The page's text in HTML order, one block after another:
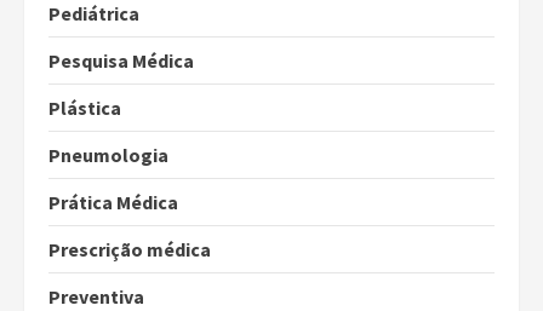
Pediátrica
Pesquisa Médica
Plástica
Pneumologia
Prática Médica
Prescrição médica
Preventiva